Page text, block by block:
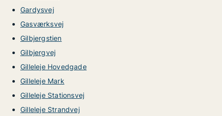
Gardysvej
Gasværksvej
Gilbjergstien
Gilbjergvej
Gilleleje Hovedgade
Gilleleje Mark
Gilleleje Stationsvej
Gilleleje Strandvej